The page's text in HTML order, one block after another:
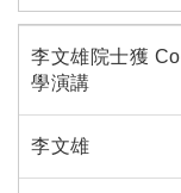
李文雄院士獲
學演講
李文雄